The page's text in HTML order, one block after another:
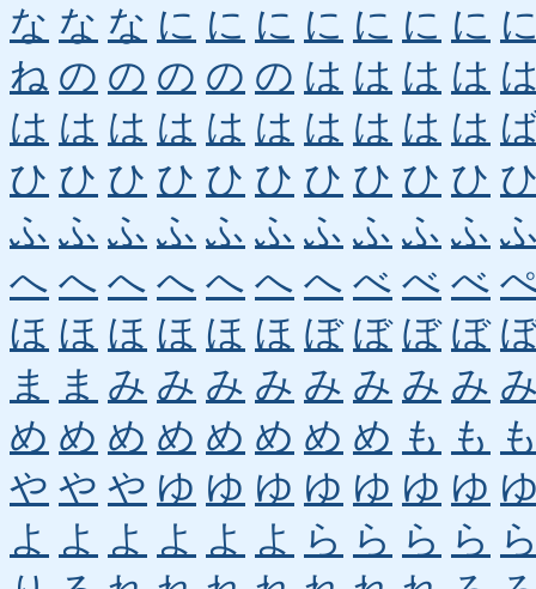
な な な に に に に に に に
ね の の の の の は は は は
は は は は は は は は は は
ひ ひ ひ ひ ひ ひ ひ ひ ひ ひ
ふ ふ ふ ふ ふ ふ ふ ふ ふ ふ
へ へ へ へ へ へ へ べ べ べ
ほ ほ ほ ほ ほ ほ ぼ ぼ ぼ ぼ
ま
ま み み み み み み み み
め め め め め め め め も も
や や や ゆ ゆ ゆ ゆ ゆ ゆ ゆ
よ よ よ よ よ よ ら ら ら ら